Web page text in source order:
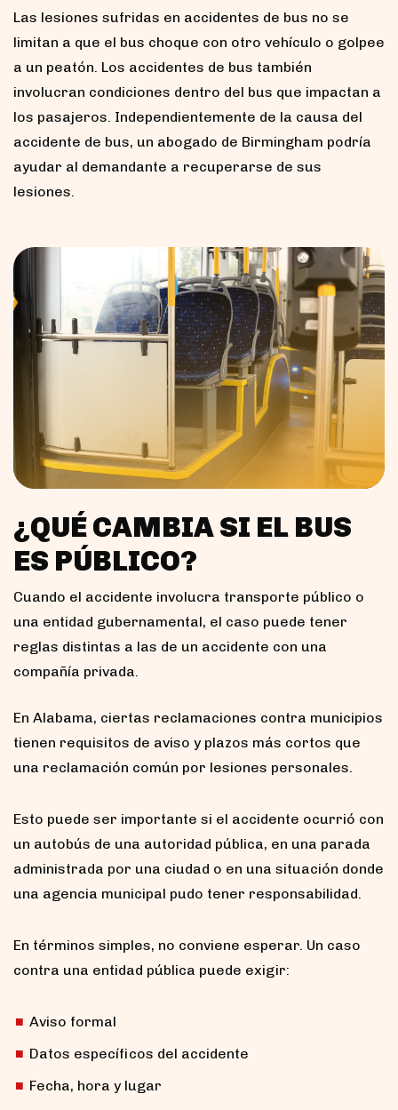
Las lesiones sufridas en accidentes de bus no se
limitan a que el bus choque con otro vehículo o golpee
a un peatón. Los accidentes de bus también
involucran condiciones dentro del bus que impactan a
los pasajeros. Independientemente de la causa del
accidente de bus, un abogado de Birmingham podría
ayudar al demandante a recuperarse de sus
lesiones.
¿QUÉ CAMBIA SI EL BUS
ES PÚBLICO?
Cuando el accidente involucra transporte público o
una entidad gubernamental, el caso puede tener
reglas distintas a las de un accidente con una
compañía privada.
En Alabama, ciertas reclamaciones contra municipios
tienen requisitos de aviso y plazos más cortos que
una reclamación común por lesiones personales.
Esto puede ser importante si el accidente ocurrió con
un autobús de una autoridad pública, en una parada
administrada por una ciudad o en una situación donde
una agencia municipal pudo tener responsabilidad.
En términos simples, no conviene esperar. Un caso
contra una entidad pública puede exigir:
Aviso formal
Datos específicos del accidente
Fecha, hora y lugar